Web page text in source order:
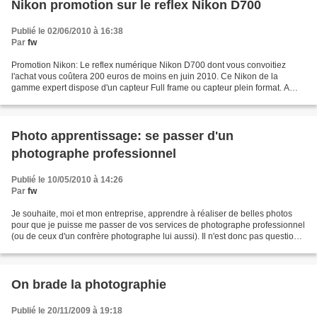
Nikon promotion sur le reflex Nikon D700
Publié le 02/06/2010 à 16:38
Par fw
Promotion Nikon: Le reflex numérique Nikon D700 dont vous convoitiez
l'achat vous coûtera 200 euros de moins en juin 2010. Ce Nikon de la
gamme expert dispose d'un capteur Full frame ou capteur plein format. A
Photo apprentissage: se passer d'un
photographe professionnel
Publié le 10/05/2010 à 14:26
Par fw
Je souhaite, moi et mon entreprise, apprendre à réaliser de belles photos
pour que je puisse me passer de vos services de photographe professionnel
(ou de ceux d'un confrère photographe lui aussi). Il n'est donc pas question
On brade la photographie
Publié le 20/11/2009 à 19:18